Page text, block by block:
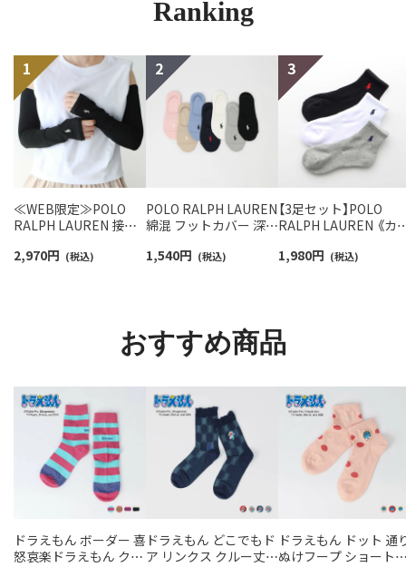
Ranking
≪WEB限定≫POLO
RALPH LAUREN 接触
ームカバー ＆ レッグウ
2,970円 (税込)
POLO RALPH LAUREN
綿混 フットカバー 深履
カバーソックス レディ
1,540円 (税込)
【3足セット】POLO
RALPH LAUREN 《カ
アーチサポート ワンポ
1,980円 (税込)
おすすめ商品
ドラえもん ボーダー 喜
怒哀楽ドラえもん クル
ドラえもん どこでもド
ア リンクス クルー丈
ドラえもん ドット 通
ぬけフープ ショート